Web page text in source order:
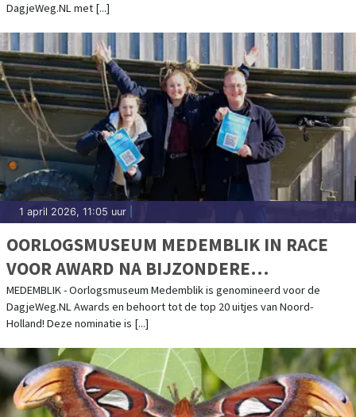
DagjeWeg.NL met [...]
1 april 2026, 11:05 uur
OORLOGSMUSEUM MEDEMBLIK IN RACE
VOOR AWARD NA BIJZONDERE
ERKENNING
MEDEMBLIK - Oorlogsmuseum Medemblik is genomineerd voor de
DagjeWeg.NL Awards en behoort tot de top 20 uitjes van Noord-
Holland! Deze nominatie is [...]